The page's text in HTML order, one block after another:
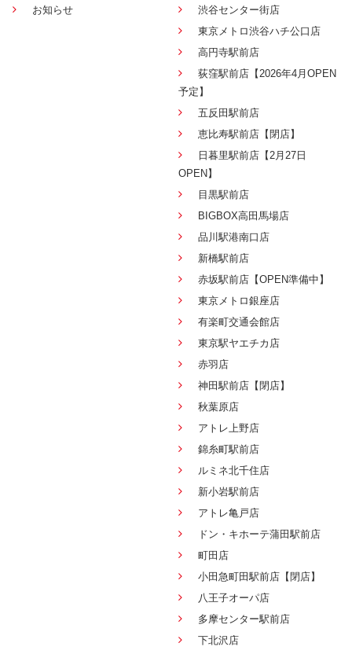
お知らせ
渋谷センター街店
東京メトロ渋谷ハチ公口店
高円寺駅前店
荻窪駅前店【2026年4月OPEN
予定】
五反田駅前店
恵比寿駅前店【閉店】
日暮里駅前店【2月27日
OPEN】
目黒駅前店
BIGBOX高田馬場店
品川駅港南口店
新橋駅前店
赤坂駅前店【OPEN準備中】
東京メトロ銀座店
有楽町交通会館店
東京駅ヤエチカ店
赤羽店
神田駅前店【閉店】
秋葉原店
アトレ上野店
錦糸町駅前店
ルミネ北千住店
新小岩駅前店
アトレ亀戸店
ドン・キホーテ蒲田駅前店
町田店
小田急町田駅前店【閉店】
八王子オーパ店
多摩センター駅前店
下北沢店